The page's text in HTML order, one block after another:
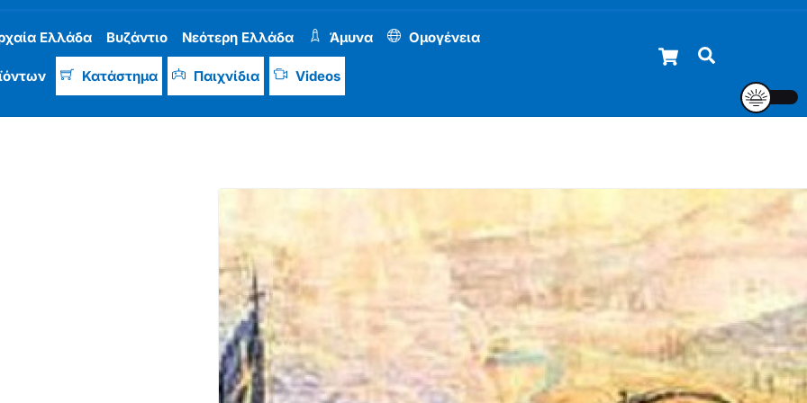
Cart
Ελλάδα Βυζάντιο Νεότερη Ελλάδα Άμυνα Ομογένεια
Κατάστημα Παιχνίδια Videos